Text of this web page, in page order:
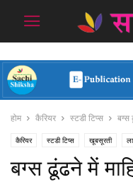
होम कैरियर स्टडी टिप्स बग्स
कैरियर स्टडी टिप्स खूबसूरती
बग्स ढूंढने में